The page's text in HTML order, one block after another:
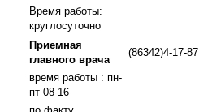
Время работы:
круглосуточно
Приемная
главного врача
(86342)4-17-87
время работы : пн-
пт 08-16